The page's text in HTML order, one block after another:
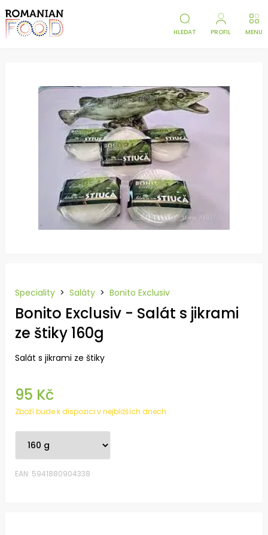
HLEDAT PROFIL MENU
Speciality > Saláty > Bonito Exclusiv
Bonito Exclusiv - Salát s jikrami
ze štiky 160g
Salát s jikrami ze štiky
95 Kč
Zboží bude k dispozici v nejbližších dnech.
EAN: 5941880904338